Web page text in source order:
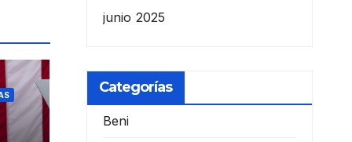
junio 2025
Categorías
Beni